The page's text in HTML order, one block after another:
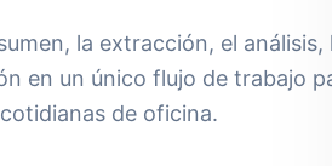
la extracción, el análisis,
en un único flujo de trabajo
de oficina.